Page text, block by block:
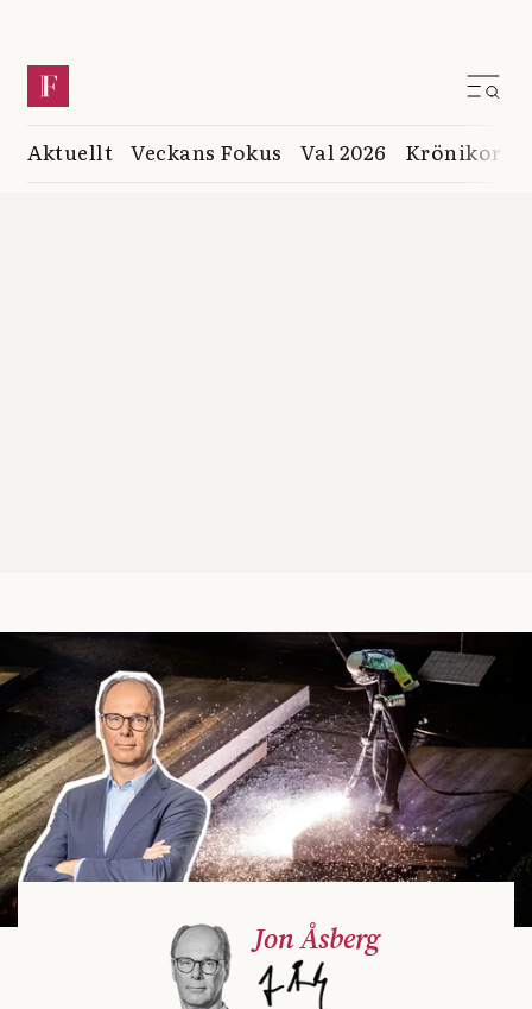
Aktuellt Veckans Fokus Val 2026 Krönikor
Jon Åsberg